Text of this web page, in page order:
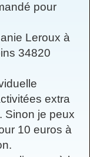
pour
Leroux à
34820
extra
Sinon je peux
10 euros à